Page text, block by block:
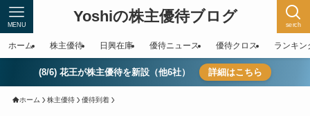
Yoshiの株主優待ブログ serch
MENU
ホーム 株主優待 日興在庫 優待ニュース 優待クロス ランキン
(8/6) 花王が株主優待を新設（他6社） 詳細はこちら
ホーム 株主優待 優待到着